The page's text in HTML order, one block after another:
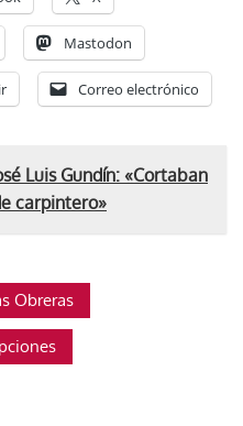
Mastodon
Correo electrónico
Luis Gundín: «Cortaban
carpintero»
Obreras